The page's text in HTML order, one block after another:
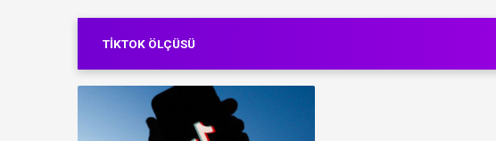
TIKTOK ÖLÇÜSÜ